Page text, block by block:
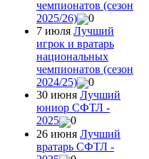
чемпионатов (сезон
2025/26)
0
7 июля Лучший
игрок и вратарь
национальных
чемпионатов (сезон
2024/25)
0
30 июня Лучший
юниор СФТЛ -
2025
0
26 июня Лучший
вратарь СФТЛ -